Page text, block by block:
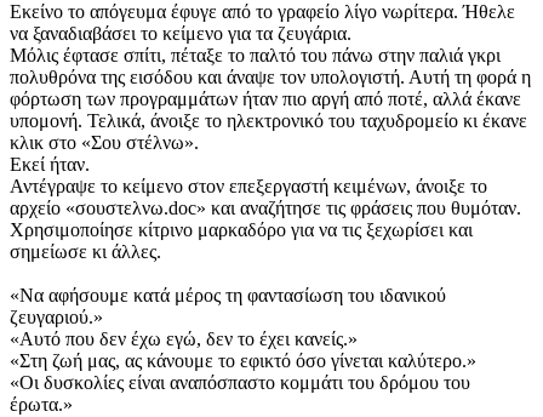
Εκείνο το απόγευμα έφυγε από το γραφείο λίγο νωρίτερα. Ήθελε
να ξαναδιαβάσει το κείμενο για τα ζευγάρια.
Μόλις έφτασε σπίτι, πέταξε το παλτό του πάνω στην παλιά γκρι
πολυθρόνα της εισόδου και άναψε τον υπολογιστή. Αυτή τη φορά η
φόρτωση των προγραμμάτων ήταν πιο αργή από ποτέ, αλλά έκανε
υπομονή. Τελικά, άνοιξε το ηλεκτρονικό του ταχυδρομείο κι έκανε
κλικ στο «Σου στέλνω».
Εκεί ήταν.
Αντέγραψε το κείμενο στον επεξεργαστή κειμένων, άνοιξε το
αρχείο «σουστελνω.doc» και αναζήτησε τις φράσεις που θυμόταν.
Χρησιμοποίησε κίτρινο μαρκαδόρο για να τις ξεχωρίσει και
σημείωσε κι άλλες.
«Να αφήσουμε κατά μέρος τη φαντασίωση του ιδανικού
ζευγαριού.»
«Αυτό που δεν έχω εγώ, δεν το έχει κανείς.»
«Στη ζωή μας, ας κάνουμε το εφικτό όσο γίνεται καλύτερο.»
«Οι δυσκολίες είναι αναπόσπαστο κομμάτι του δρόμου του
έρωτα.»